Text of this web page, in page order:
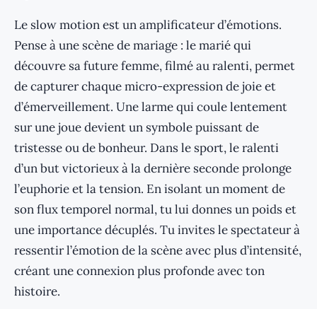
Le slow motion est un amplificateur d’émotions.
Pense à une scène de mariage : le marié qui
découvre sa future femme, filmé au ralenti, permet
de capturer chaque micro-expression de joie et
d’émerveillement. Une larme qui coule lentement
sur une joue devient un symbole puissant de
tristesse ou de bonheur. Dans le sport, le ralenti
d’un but victorieux à la dernière seconde prolonge
l’euphorie et la tension. En isolant un moment de
son flux temporel normal, tu lui donnes un poids et
une importance décuplés. Tu invites le spectateur à
ressentir l’émotion de la scène avec plus d’intensité,
créant une connexion plus profonde avec ton
histoire.